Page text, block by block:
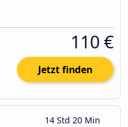
110 €
Jetzt finden
14 Std 20 Min